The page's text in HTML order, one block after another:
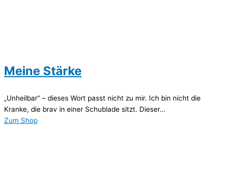
Meine Stärke
„Unheilbar“ – dieses Wort passt nicht zu mir. Ich bin nicht die
Kranke, die brav in einer Schublade sitzt. Dieser…
Zum Shop